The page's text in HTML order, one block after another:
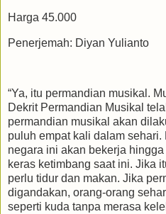
Harga 45.000
Penerjemah: Diyan Yulianto
“Ya, itu permandian musikal.
Dekrit Permandian Musikal
permandian musikal akan
puluh empat kali dalam
negara ini akan bekerja
keras ketimbang saat ini. Jika
perlu tidur dan makan. Jika
digandakan, orang-orang
seperti kuda tanpa merasa